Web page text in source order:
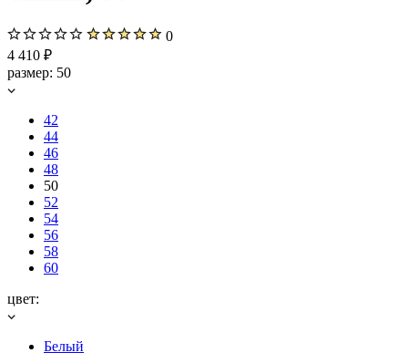
0
4 410 ₽
размер: 50
42
44
46
48
50
52
54
56
58
60
цвет:
Белый